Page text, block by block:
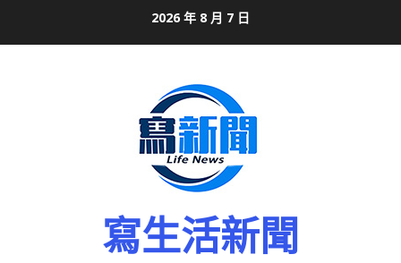
2026 年 8 月 7 日
寫生活新聞